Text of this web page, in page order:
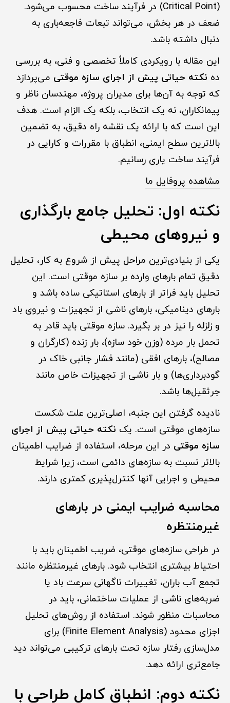
(Critical Point) در فرآیند ساخت محسوب می‌شود.
ضعف در هر بخش، می‌تواند تبعات فاجعه‌باری به
دنبال داشته باشد.
این مقاله با رویکردی کاملاً تخصصی و فنی، به بررسی
ده نکته حیاتی پیش از اجرای سازه موقتی می‌پردازد
که توجه به آن‌ها برای مدیران پروژه، مهندسان ناظر و
پیمانکاران، نه یک انتخاب، بلکه یک الزام است. هدف
این است که با ارائه یک نقشه راه دقیق، به تضمین
بالاترین سطح ایمنی، انطباق با مقررات و کارایی در
فرآیند ساخت یاری رسانیم.
مشاهده پروفایل ما
نکته اول: تحلیل جامع بارگذاری
و نیروهای محیطی
یکی از بنیادی‌ترین مراحل پیش از شروع به کار، تحلیل
دقیق تمام بارهای وارده بر سازه موقتی است. این
تحلیل باید فراتر از بارهای استاتیکی ساده باشد و
بارهای دینامیکی، بارهای ناشی از تجهیزات و نیروی باد
و زلزله را نیز در بر بگیرد. سازه موقتی باید قادر به
تحمل بار مرده (وزن خود سازه)، بار زنده (کارگران و
مصالح)، بارهای افقی (مانند فشار جانبی خاک در
گودبرداری‌ها) و بار ناشی از تجهیزات خاص مانند
جرثقیل‌ها باشد.
نادیده گرفتن این جنبه، اصلی‌ترین علت شکست
سازه‌های موقتی است. یک نکته حیاتی پیش از اجرای
سازه موقتی در این مرحله، استفاده از ضرایب اطمینان
بالاتر نسبت به سازه‌های دائمی است، زیرا شرایط
محیطی و اجرایی آنها کنترل‌پذیری کمتری دارند.
محاسبه ضرایب ایمنی در بارهای
غیرمنتظره
در طراحی سازه‌های موقتی، ضریب اطمینان باید با
احتیاط بیشتری انتخاب شود. بارهای غیرمنتظره مانند
تجمع آب باران، تغییرات ناگهانی سرعت باد یا
ضربه‌های ناشی از عملیات ساختمانی، باید در
محاسبات منظور شوند. استفاده از روش‌های تحلیل
اجزای محدود (Finite Element Analysis) برای
مدل‌سازی رفتار سازه تحت بارهای ترکیبی می‌تواند دید
جامع‌تری ارائه دهد.
نکته دوم: انطباق کامل طراحی با